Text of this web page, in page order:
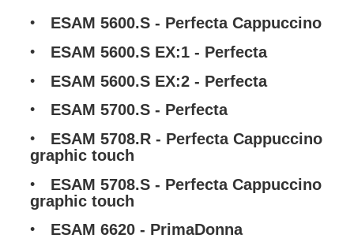
ESAM 5600.S - Perfecta Cappuccino
ESAM 5600.S EX:1 - Perfecta
ESAM 5600.S EX:2 - Perfecta
ESAM 5700.S - Perfecta
ESAM 5708.R - Perfecta Cappuccino
graphic touch
ESAM 5708.S - Perfecta Cappuccino
graphic touch
ESAM 6620 - PrimaDonna